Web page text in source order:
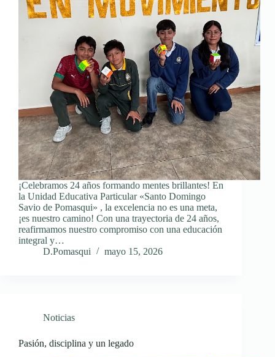
¡Celebramos 24 años formando mentes brillantes! En
la Unidad Educativa Particular «Santo Domingo
Savio de Pomasqui» , la excelencia no es una meta,
¡es nuestro camino! Con una trayectoria de 24 años,
reafirmamos nuestro compromiso con una educación
integral y…
D.Pomasqui
mayo 15, 2026
Noticias
Pasión, disciplina y un legado